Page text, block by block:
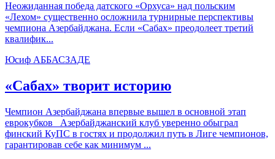
Неожиданная победа датского «Орхуса» над польским
«Лехом» существенно осложнила турнирные перспективы
чемпиона Азербайджана. Если «Сабах» преодолеет третий
квалифик...
Юсиф АББАСЗАДЕ
«Сабах» творит историю
Чемпион Азербайджана впервые вышел в основной этап
еврокубков Азербайджанский клуб уверенно обыграл
финский КуПС в гостях и продолжил путь в Лиге чемпионов,
гарантировав себе как минимум ...